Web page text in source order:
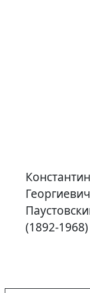
Константин
Георгиевич
(1892-1968)